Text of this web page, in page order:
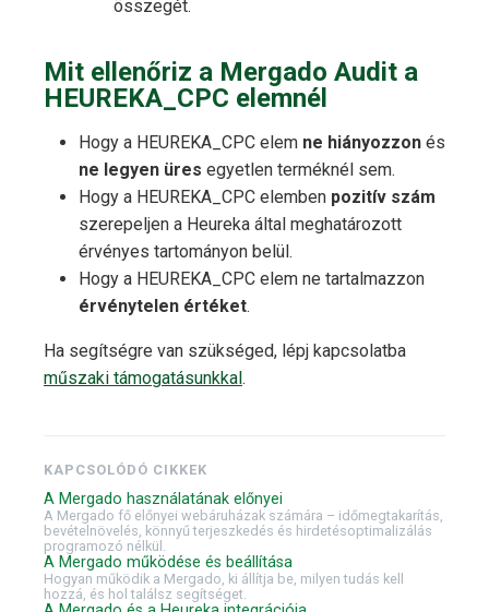
összegét.
Mit ellenőriz a Mergado Audit a
HEUREKA_CPC elemnél
Hogy a HEUREKA_CPC elem ne hiányozzon és
ne legyen üres egyetlen terméknél sem.
Hogy a HEUREKA_CPC elemben pozitív szám
szerepeljen a Heureka által meghatározott
érvényes tartományon belül.
Hogy a HEUREKA_CPC elem ne tartalmazzon
érvénytelen értéket.
Ha segítségre van szükséged, lépj kapcsolatba
műszaki támogatásunkkal .
KAPCSOLÓDÓ CIKKEK
A Mergado használatának előnyei
A Mergado fő előnyei webáruházak számára – időmegtakarítás,
bevételnövelés, könnyű terjeszkedés és hirdetésoptimalizálás
programozó nélkül.
A Mergado működése és beállítása
Hogyan működik a Mergado, ki állítja be, milyen tudás kell
hozzá, és hol találsz segítséget.